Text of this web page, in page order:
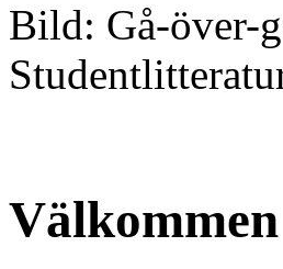
Bild: Gå-över-